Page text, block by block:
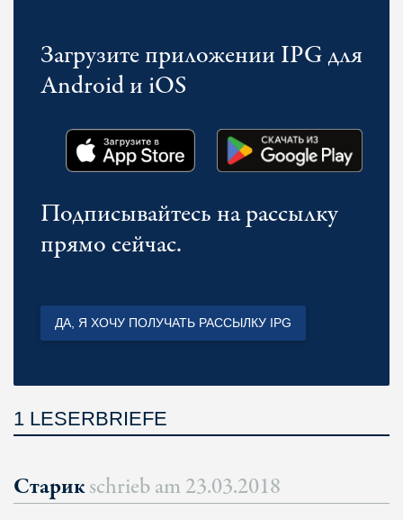
Загрузите приложении IPG для
Android и iOS
Подписывайтесь на рассылку
прямо сейчас.
ДА, Я ХОЧУ ПОЛУЧАТЬ РАССЫЛКУ IPG
1 LESERBRIEFE
Старикschrieb am 23.03.2018